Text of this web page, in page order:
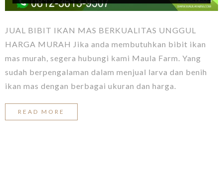
JUAL BIBIT IKAN MAS BERKUALITAS UNGGUL
HARGA MURAH Jika anda membutuhkan bibit ikan
mas murah, segera hubungi kami Maula Farm. Yang
sudah berpengalaman dalam menjual larva dan benih
ikan mas dengan berbagai ukuran dan harga.
READ MORE